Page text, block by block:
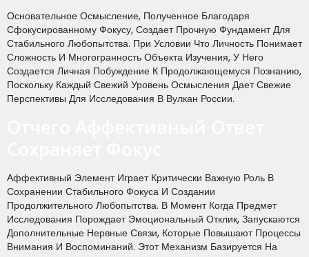
Основательное Осмысление, Полученное Благодаря
Сфокусированному Фокусу, Создает Прочную Фундамент Для
Стабильного Любопытства. При Условии Что Личность Понимает
Сложность И Многогранность Объекта Изучения, У Него
Создается Личная Побуждение К Продолжающемуся Познанию,
Поскольку Каждый Свежий Уровень Осмысления Дает Свежие
Перспективы Для Исследования В Вулкан России.
Аффективный Элемент Играет Критически Важную Роль В
Сохранении Стабильного Фокуса И Создании
Продолжительного Любопытства. В Момент Когда Предмет
Исследования Порождает Эмоциональный Отклик, Запускаются
Дополнительные Нервные Связи, Которые Повышают Процессы
Внимания И Воспоминаний. Этот Механизм Базируется На